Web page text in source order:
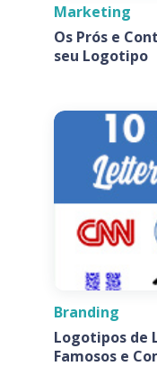
Marketing
Os Prós e
seu Logotipo
Branding
Logotipos de
Famosos e